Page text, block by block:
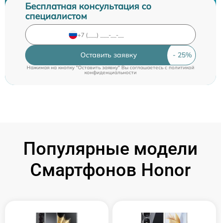
Бесплатная консультация со
специалистом
Оставить заявку
Нажимая на кнопку "Оставить заявку" Вы соглашаетесь cполитикой
конфиденциальности
Популярные модели
Смартфонов Honor